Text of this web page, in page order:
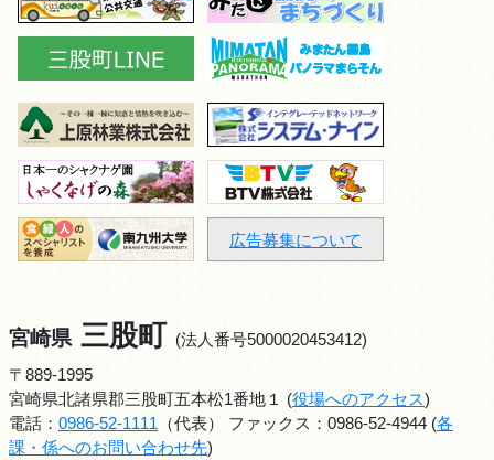
広告募集について
宮崎県 三股町 (法人番号5000020453412)
〒889-1995
宮崎県北諸県郡三股町五本松1番地１ (役場へのアクセス)
電話： 0986-52-1111 （代表） ファックス：0986-52-4944 (各
課・係へのお問い合わせ先)